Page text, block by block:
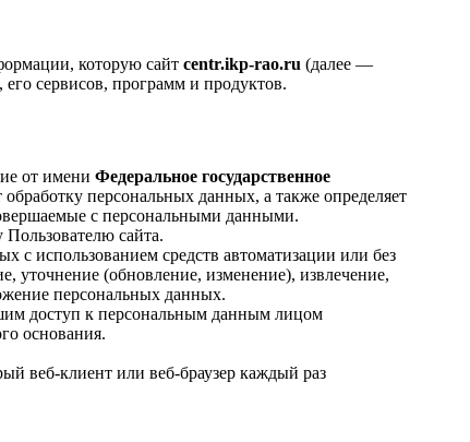
которую сайт centr.ikp-rao.ru (далее —
сервисов, программ и продуктов.
от имени Федеральное государственное
персональных данных, а также определяет
с персональными данными.
сайта.
с использованием средств автоматизации или без
уточнение (обновление, изменение), извлечение,
персональных данных.
доступ к персональным данным лицом
основания.
веб-клиент или веб-браузер каждый раз